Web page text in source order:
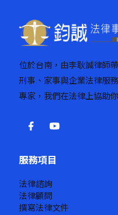
位於台南，由李耿誠律師
刑事、家事與企業法律服
專家，我們在法律上協助你
服務項目
法律諮詢
法律顧問
撰寫法律文件